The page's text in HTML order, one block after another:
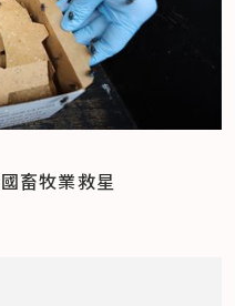
畜牧業救星